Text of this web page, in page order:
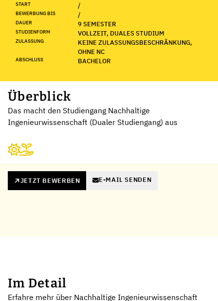
START /
BEWERBUNG BIS /
DAUER 9 SEMESTER
STUDIENFORM VOLLZEIT, DUALES STUDIUM
ZULASSUNG
KEINE ZULASSUNGSBESCHRÄNKUNG,
OHNE NC
ABSCHLUSS BACHELOR
Überblick
Das macht den Studiengang Nachhaltige
Ingenieurwissenschaft (Dualer Studiengang) aus
JETZT BEWERBEN E-MAIL SENDEN
Im Detail
Erfahre mehr über Nachhaltige Ingenieurwissenschaft